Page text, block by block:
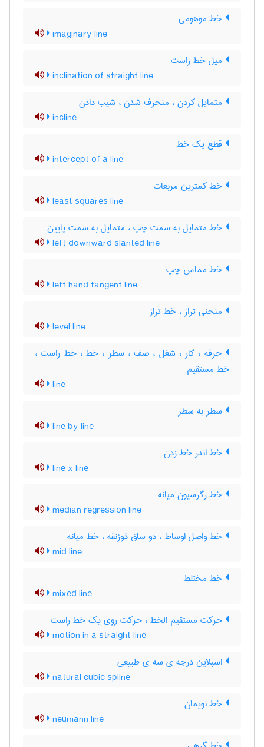
خط موهومی
imaginary line
میل خط راست
inclination of straight line
متمایل کردن ، منحرف شدن ، شیب دادن
incline
قطع یک خط
intercept of a line
خط کمترین مربعات
least squares line
خط متمایل به سمت چپ ، متمایل به سمت پایین
left downward slanted line
خط مماس چپ
left hand tangent line
منحنی تراز ، خط تراز
level line
حرفه ، کار ، شغل ، صف ، سطر ، خط ، خط راست ،
خط مستقیم
line
سطر به سطر
line by line
خط اندر خط زدن
line x line
خط رگرسیون میانه
median regression line
خط واصل اوساط ، دو ساق ذوزنقه ، خط میانه
mid line
خط مختلط
mixed line
حرکت مستقیم الخط ، حرکت روی یک خط راست
motion in a straight line
اسپلاین درجه ی سه ی طبیعی
natural cubic spline
خط نویمان
neumann line